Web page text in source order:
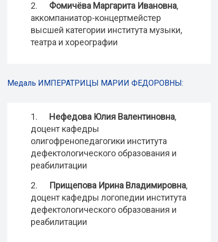
2. Фомичёва Маргарита Ивановна,
аккомпаниатор-концертмейстер
высшей категории института музыки,
театра и хореографии
Медаль ИМПЕРАТРИЦЫ МАРИИ ФЕДОРОВНЫ:
1. Нефедова Юлия Валентиновна,
доцент кафедры
олигофренопедагогики института
дефектологического образования и
реабилитации
2. Прищепова Ирина Владимировна,
доцент кафедры логопедии института
дефектологического образования и
реабилитации